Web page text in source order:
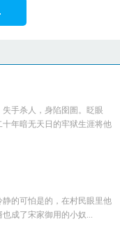
手杀人，身陷囹圄。眨眼
年暗无天日的牢狱生涯将他
的可怕是的，在村民眼里他
成了宋家御用的小奴...